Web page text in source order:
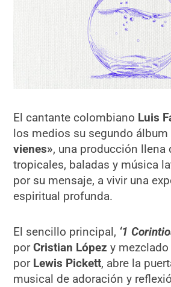
El cantante colombiano Luis
los medios su segundo álbum
vienes», una producción llena
tropicales, baladas y música
por su mensaje, a vivir una
espiritual profunda.
El sencillo principal, ‘1
porCristian López y
por Lewis Pickett, abre la
musical de adoración y